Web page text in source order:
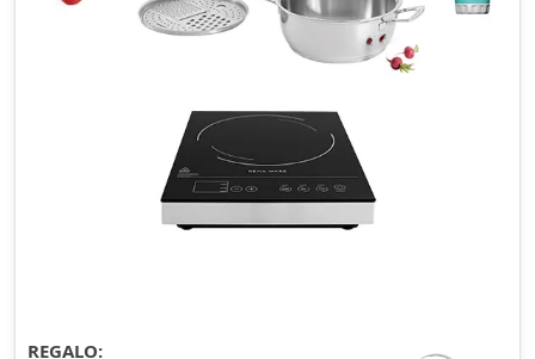
REGALO: